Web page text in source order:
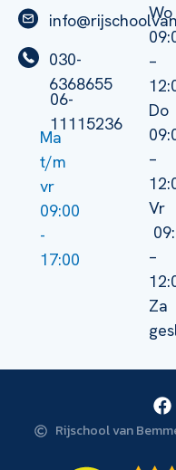
030-
6368655
06-
11115236
Ma
t/m
vr
09:00
-
17:00
Wo
–
Do
–
Vr
–
Za
Rijschool van